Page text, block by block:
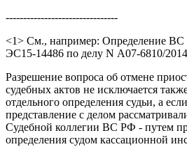
--------------------------------
<1> См., например: Определение ВС
ЭС15-14486 по делу N А07-6810/
Разрешение вопроса об отмене
судебных актов не исключается
отдельного определения судьи, а
представление с делом
Судебной коллегии ВС РФ - путем
определения судом кассационной